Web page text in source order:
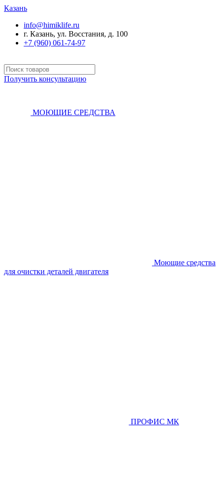
Казань
info@himiklife.ru
г. Казань, ул. Восстания, д. 100
+7 (960) 061-74-97
Получить консультацию
МОЮЩИЕ СРЕДСТВА
Моющие средства
для очистки деталей двигателя
ПРОФИС МК